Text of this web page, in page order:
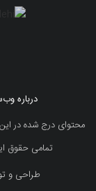
درباره
محتوای درج شده در
تمامی حقوق
طراحی و